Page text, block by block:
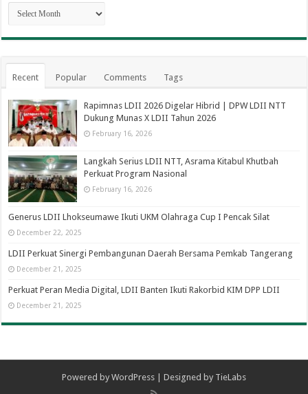
Archives
Recent Popular Comments Tags
Rapimnas LDII 2026 Digelar Hibrid | DPW LDII NTT
Dukung Munas X LDII Tahun 2026
February 16, 2026
Langkah Serius LDII NTT, Asrama Kitabul Khutbah
Perkuat Program Nasional
February 16, 2026
Generus LDII Lhokseumawe Ikuti UKM Olahraga Cup I Pencak Silat
December 22, 2025
LDII Perkuat Sinergi Pembangunan Daerah Bersama Pemkab Tangerang
December 21, 2025
Perkuat Peran Media Digital, LDII Banten Ikuti Rakorbid KIM DPP LDII
December 21, 2025
Powered by WordPress | Designed by TieLabs